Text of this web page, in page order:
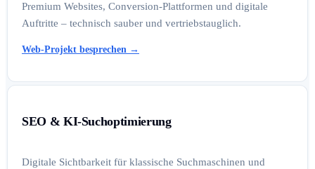
Premium Websites, Conversion-Plattformen und digitale
Auftritte – technisch sauber und vertriebstauglich.
Web-Projekt besprechen →
SEO & KI-Suchoptimierung
Digitale Sichtbarkeit für klassische Suchmaschinen und